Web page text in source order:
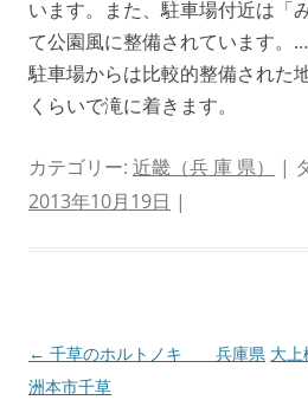
います。また、駐車場付近は「
て公園風に整備されています。…
駐車場からは比較的整備された
くらいで滝に着きます。
カテゴリー: 近畿（兵 庫 県） |
2013年10月19日 |
投
稿
← 千草のホルトノキ 兵庫県
洲本市千草
大